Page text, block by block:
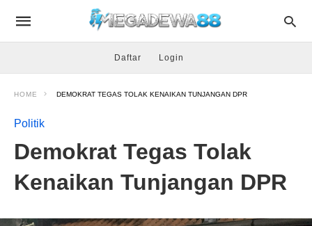
Daftar Login
HOME DEMOKRAT TEGAS TOLAK KENAIKAN TUNJANGAN DPR
Politik
Demokrat Tegas Tolak
Kenaikan Tunjangan DPR